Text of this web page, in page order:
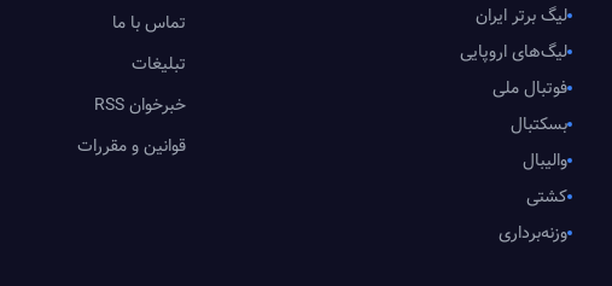
لیگ برتر ایران
لیگ‌های اروپایی
فوتبال ملی
بسکتبال
والیبال
کشتی
وزنه‌برداری
تماس با ما
تبلیغات
خبرخوان RSS
قوانین و مقررات